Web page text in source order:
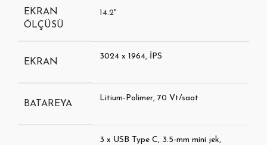
EKRAN
ÖLÇÜSÜ
14.2"
EKRAN
3024 x 1964, İPS
BATAREYA
Litium-Polimer, 70 Vt/saat
3 x USB Type C, 3.5-mm mini jek,